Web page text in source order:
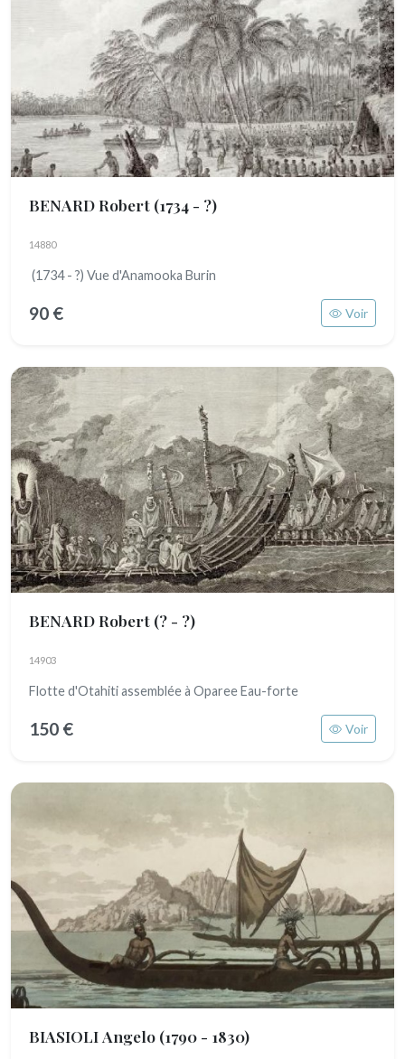
BENARD Robert (1734 - ?)
14880
(1734 - ?) Vue d'Anamooka Burin
90 € Voir
BENARD Robert (? - ?)
14903
Flotte d'Otahiti assemblée à Oparee Eau-forte
150 € Voir
BIASIOLI Angelo (1790 - 1830)